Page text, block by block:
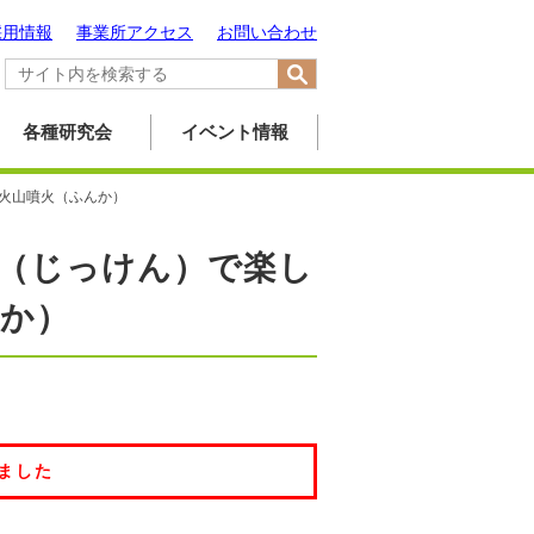
お問い合わせ
事業所アクセス
情報
各種研究会 イベント情報
山噴火（ふんか）
じっけん）で楽し
）
した